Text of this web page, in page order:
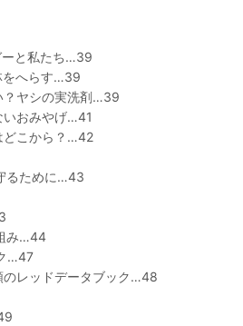
と私たち…39
へらす…39
ヤシの実洗剤…39
おみやげ…41
こから？…42
るために…43
み…44
…47
レッドデータブック…48